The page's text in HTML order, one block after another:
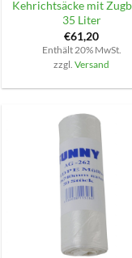
Kehrichtsäcke mit
35 Liter
€61,20
Enthält 20% MwSt.
zzgl.Versand